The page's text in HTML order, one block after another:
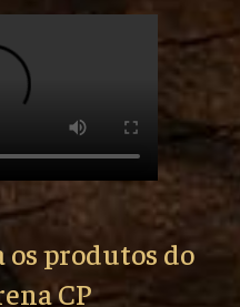
os produtos do
CP